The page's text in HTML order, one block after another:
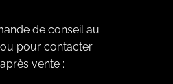
de conseil au
pour contacter
vente :